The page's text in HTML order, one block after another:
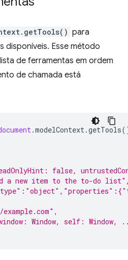
para
disponíveis. Esse método
de ferramentas em ordem
de chamada está
.modelContext.getTools
false,
a new item to the to-do
Window, self: Window,